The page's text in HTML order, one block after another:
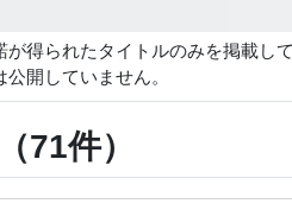
が得られたタイトルのみを掲載して
開していません。
71件）